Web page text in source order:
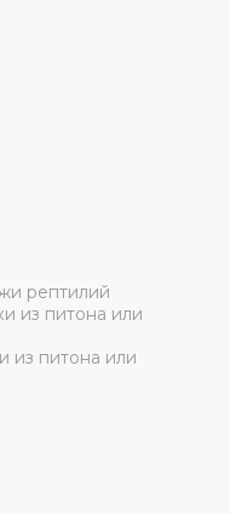
рептилий
из питона или
из питона или